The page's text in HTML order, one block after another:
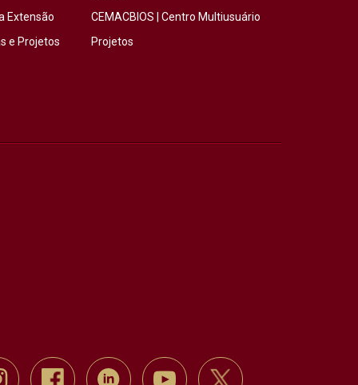
Extensão
e Projetos
CEMACBIOS | Centro Multiusuário
Projetos